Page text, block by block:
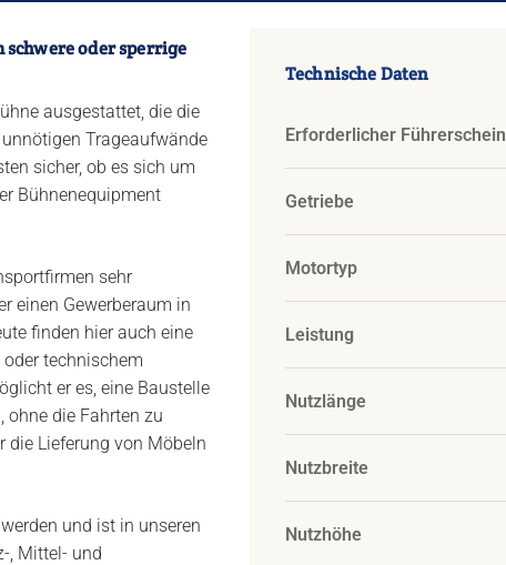
oder sperrige
ausgestattet, die die
Trageaufwände
sicher, ob es sich um
Bühnenequipment
sehr
einen Gewerberaum in
finden hier auch eine
technischem
er es, eine Baustelle
ohne die Fahrten zu
die Lieferung von Möbeln
und ist in unseren
, Mittel- und
Technische Daten
Erforderlicher Führerschein
Getriebe
Motortyp
Leistung
Nutzlänge
Nutzbreite
Nutzhöhe